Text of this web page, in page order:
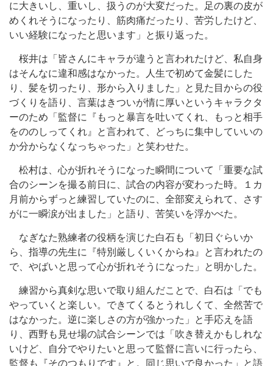
に大きいし、重いし、扱うのが大変だった。足の裏の皮が
めくれそうになったり、筋肉痛だったり、苦労したけど、
いい経験になったと思います」と振り返った。
桜井は「皆さんにキャラが違うと言われたけど、私自身
はそんなに違和感はなかった。人生で初めて金髪にした
り、髪を切ったり、形から入りました」と見た目からの役
づくりを語り、言葉はきついが情に厚いというキャラクタ
ーのため「監督に『もっと暴言を吐いてくれ、もっと相手
をののしってくれ』と言われて、どっちに集中していいの
か分からなくなっちゃった」と笑わせた。
松村は、心が折れそうになった瞬間について「重要な試
合のシーンを撮る前日に、試合の内容が変わった時。１カ
月前からずっと練習していたのに、全部変えられて、さす
がに一瞬涙が出ました」と語り、苦笑いを浮かべた。
なぎなた熟練者の役柄を演じた白石も「初日ぐらいか
ら、指導の先生に『特別厳しくいくからね』と言われたの
で、やばいと思って心が折れそうになった」と明かした。
練習から真剣な思いで取り組んだことで、白石は「でも
やっていくと楽しい。できてくるとうれしくて、全然苦で
はなかった。逆に楽しさの方が強かった」と手応えを語
り、西野も見せ場の試合シーンでは「吹き替えかもしれな
いけど、自分でやりたいと思って監督に言いに行ったら、
監督も『そのつもりです』と。同じ思いで良かった」と語